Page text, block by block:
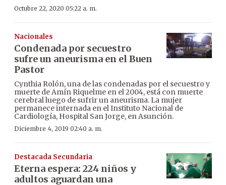
Octubre 22, 2020 05:22 a. m.
Nacionales
Condenada por secuestro
sufre un aneurisma en el Buen
Pastor
Cynthia Rolón, una de las condenadas por el secuestro y
muerte de Amín Riquelme en el 2004, está con muerte
cerebral luego de sufrir un aneurisma. La mujer
permanece internada en el Instituto Nacional de
Cardiología, Hospital San Jorge, en Asunción.
Diciembre 4, 2019 02:40 a. m.
Destacada Secundaria
Eterna espera: 224 niños y
adultos aguardan una